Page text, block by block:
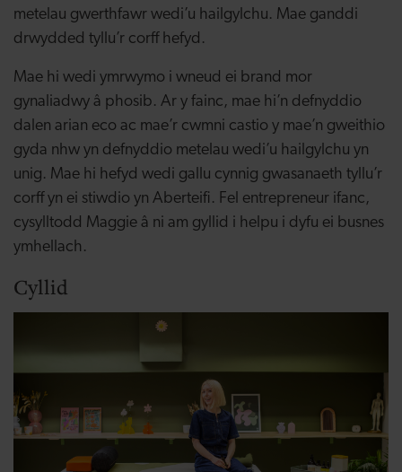
metelau gwerthfawr wedi’u hailgylchu. Mae ganddi
drwydded tyllu’r corff hefyd.
Mae hi wedi ymrwymo i wneud ei brand mor
gynaliadwy â phosib. Ar y fainc, mae hi’n defnyddio
dalen arian eco ac mae’r cwmni castio y mae’n gweithio
gyda nhw yn defnyddio metelau wedi’u hailgylchu yn
unig. Mae hi hefyd wedi gallu cynnig gwasanaeth tyllu’r
corff yn ei stiwdio yn Aberteifi. Fel entrepreneur ifanc,
cysylltodd Maggie â ni am gyllid i helpu i dyfu ei busnes
ymhellach.
Cyllid